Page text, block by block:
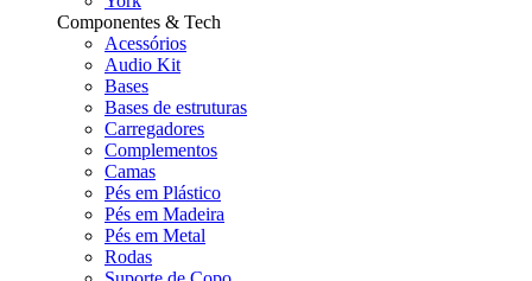
Componentes & Tech
Acessórios
Audio Kit
Bases
Bases de estruturas
Carregadores
Complementos
Camas
Pés em Plástico
Pés em Madeira
Pés em Metal
Rodas